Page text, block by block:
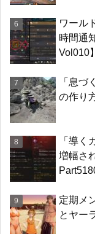
ワール
時間通
Vol010】
「息づ
の作り
「導く
増幅さ
定期メ
とヤー